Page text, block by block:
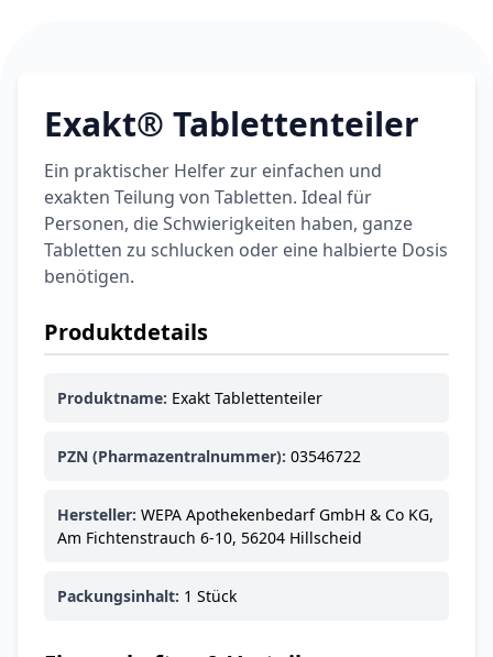
Categories
TestzentrumArzneimittel Hygiene &
Baby &
Sanitätshaus
ARZNEIMITTEL & GESUNDHEIT
Classic Kondome
Durex Play Feel
BEAUTY & PFLEGE
Exakt® Tablettenteiler
Ein praktischer Helfer zur einfachen und
exakten Teilung von Tabletten. Ideal für
Personen, die Schwierigkeiten haben, ganze
Tabletten zu schlucken oder eine halbierte Dosis
benötigen.
Produktdetails
Produktname: Exakt Tablettenteiler
PZN (Pharmazentralnummer): 03546722
Hersteller: WEPA Apothekenbedarf GmbH & Co KG,
Am Fichtenstrauch 6-10, 56204 Hillscheid
Packungsinhalt: 1 Stück